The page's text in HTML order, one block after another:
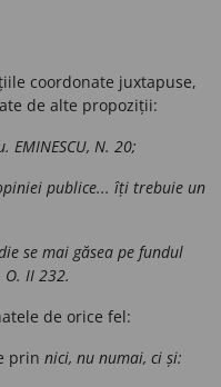
coordonate juxtapuse,
de alte propoziții:
N. 20;
publice... îți trebuie un
se mai găsea pe fundul
O. II 232.
de orice fel:
prin nici, nu numai, ci și: